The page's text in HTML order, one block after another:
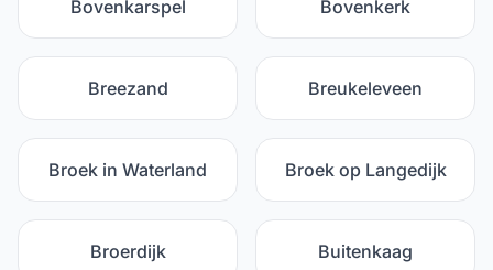
Bovenkarspel Bovenkerk
Breezand Breukeleveen
Broek in Waterland Broek op Langedijk
Broerdijk Buitenkaag